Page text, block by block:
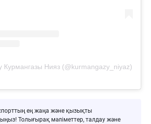
Курмангазы Нияз (@kurmangazy_niyaz)
ең жаңа және қызықты
Толығырақ мәліметтер, талдау және